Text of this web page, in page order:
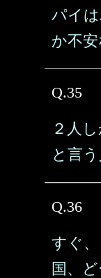
パイ
か不
Q.35
２人
と言
Q.36
すぐ
国、